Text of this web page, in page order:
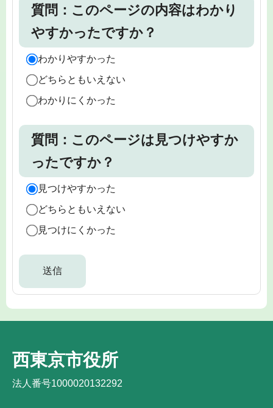
質問：このページの内容はわかり
やすかったですか？
わかりやすかった
どちらともいえない
わかりにくかった
質問：このページは見つけやすか
ったですか？
見つけやすかった
どちらともいえない
見つけにくかった
西東京市役所
法人番号1000020132292